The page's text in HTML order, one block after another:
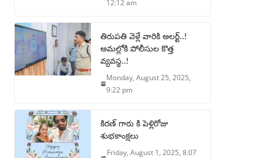
12:12 am
తిరుపతి వెళ్లే వారికి అలర్ట్..!
అమల్లోకి పోలీసుల కొత్త
వ్యవస్థ..!
Monday, August 25, 2025,
9:22 pm
కిరణ్ గారు కి పెళ్లిరోజు
శుభకాంక్షలు
Friday, August 1, 2025, 8:07